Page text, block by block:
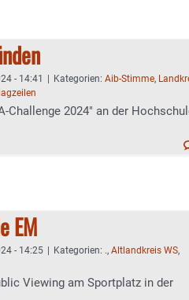
- 14:41 Kategorien: Aib-Stimme,
Challenge 2024" an der
EM
- 14:25 Kategorien: ., Altlandkreis WS,
Viewing am Sportplatz in der